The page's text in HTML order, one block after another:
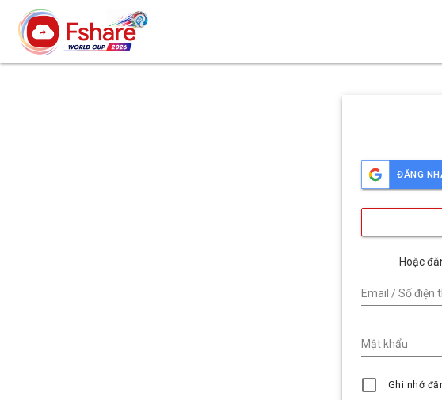
ĐĂNG
Hoặc
Email / Số điện
Mật khẩu
Ghi nhớ